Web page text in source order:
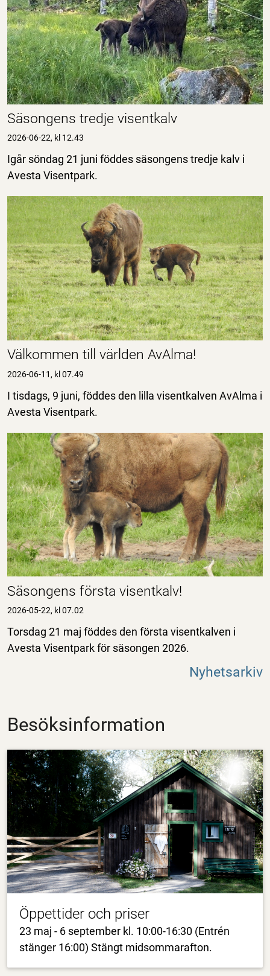
Säsongens tredje visentkalv
2026-06-22, kl 12.43
Igår söndag 21 juni föddes säsongens tredje kalv i
Avesta Visentpark.
Välkommen till världen AvAlma!
2026-06-11, kl 07.49
I tisdags, 9 juni, föddes den lilla visentkalven AvAlma i
Avesta Visentpark.
Säsongens första visentkalv!
2026-05-22, kl 07.02
Torsdag 21 maj föddes den första visentkalven i
Avesta Visentpark för säsongen 2026.
Nyhetsarkiv
Besöksinformation
Öppettider och priser
23 maj - 6 september kl. 10:00-16:30 (Entrén
stänger 16:00) Stängt midsommarafton.